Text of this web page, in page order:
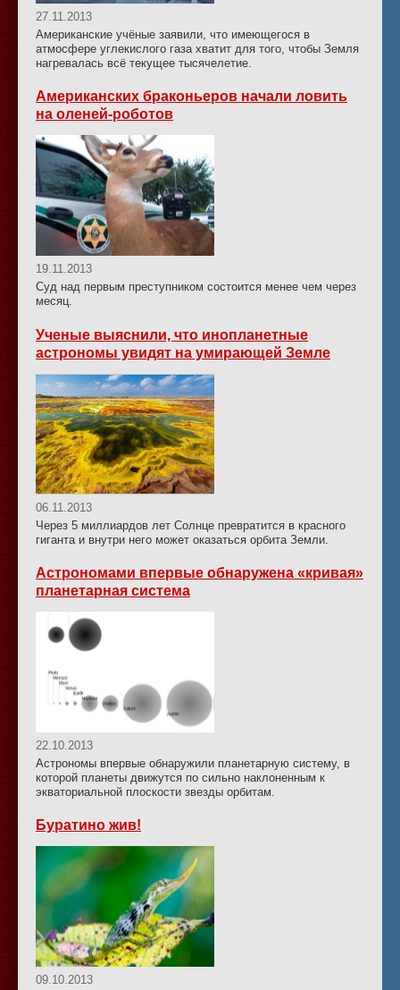
27.11.2013
Американские учёные заявили, что имеющегося в
атмосфере углекислого газа хватит для того, чтобы Земля
нагревалась всё текущее тысячелетие.
Американских браконьеров начали ловить
на оленей-роботов
19.11.2013
Суд над первым преступником состоится менее чем через
месяц.
Ученые выяснили, что инопланетные
астрономы увидят на умирающей Земле
06.11.2013
Через 5 миллиардов лет Солнце превратится в красного
гиганта и внутри него может оказаться орбита Земли.
Астрономами впервые обнаружена «кривая»
планетарная система
22.10.2013
Астрономы впервые обнаружили планетарную систему, в
которой планеты движутся по сильно наклоненным к
экваториальной плоскости звезды орбитам.
Буратино жив!
09.10.2013